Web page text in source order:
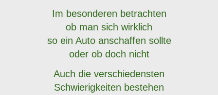
Im besonderen betrachten
ob man sich wirklich
so ein Auto anschaffen sollte
oder ob doch nicht
Auch die verschiedensten
Schwierigkeiten bestehen